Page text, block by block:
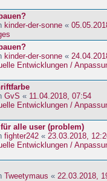
kinder-der-sonne «
kinder-der-sonne «
Entwicklungen /
GvS « 11.04.2018, 07:54
Entwicklungen /
alle user (problem)
fighter242 « 23.03.2018,
Entwicklungen /
Tweetymaus « 22.03.2018,